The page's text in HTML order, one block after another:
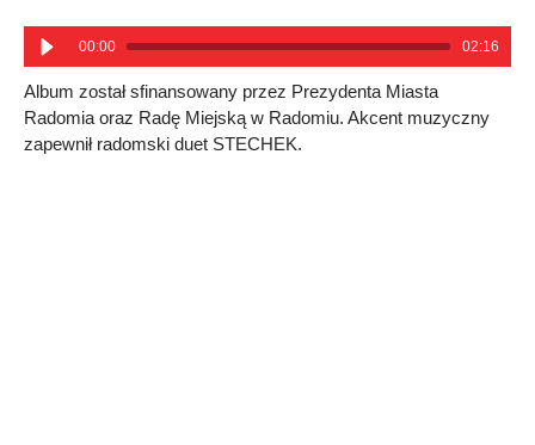
00:00 02:16
Album został sfinansowany przez Prezydenta Miasta
Radomia oraz Radę Miejską w Radomiu. Akcent muzyczny
zapewnił radomski duet STECHEK.